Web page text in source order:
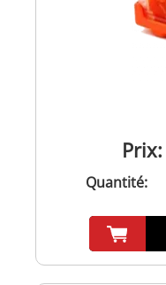
Prix:
Quantité: